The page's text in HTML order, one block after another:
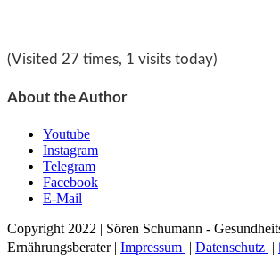
(Visited 27 times, 1 visits today)
About the Author
Youtube
Instagram
Telegram
Facebook
E-Mail
Copyright 2022 | Sören Schumann -
Ernährungsberater | Impressum | Datenschutz |